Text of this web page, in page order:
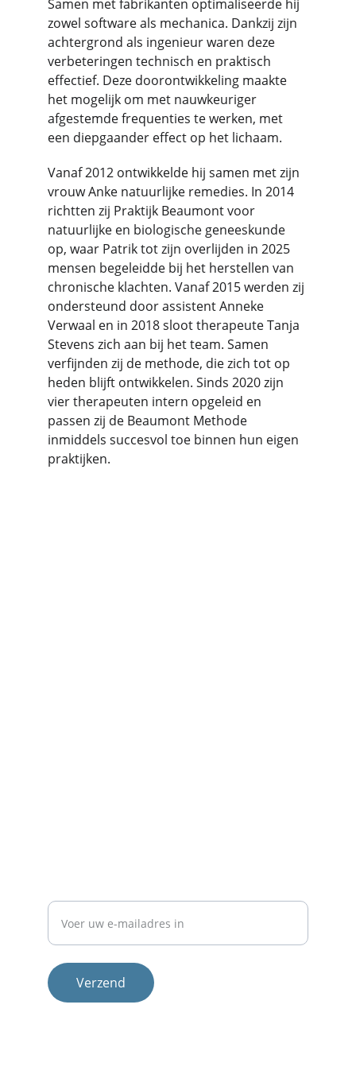
Samen met fabrikanten optimaliseerde hij
zowel software als mechanica. Dankzij zijn
achtergrond als ingenieur waren deze
verbeteringen technisch en praktisch
effectief. Deze doorontwikkeling maakte
het mogelijk om met nauwkeuriger
afgestemde frequenties te werken, met
een diepgaander effect op het lichaam.
Vanaf 2012 ontwikkelde hij samen met zijn
vrouw Anke natuurlijke remedies. In 2014
richtten zij Praktijk Beaumont voor
natuurlijke en biologische geneeskunde
op, waar Patrik tot zijn overlijden in 2025
mensen begeleidde bij het herstellen van
chronische klachten. Vanaf 2015 werden zij
ondersteund door assistent Anneke
Verwaal en in 2018 sloot therapeute Tanja
Stevens zich aan bij het team. Samen
verfijnden zij de methode, die zich tot op
heden blijft ontwikkelen. Sinds 2020 zijn
vier therapeuten intern opgeleid en
passen zij de Beaumont Methode
inmiddels succesvol toe binnen hun eigen
praktijken.
Verzend